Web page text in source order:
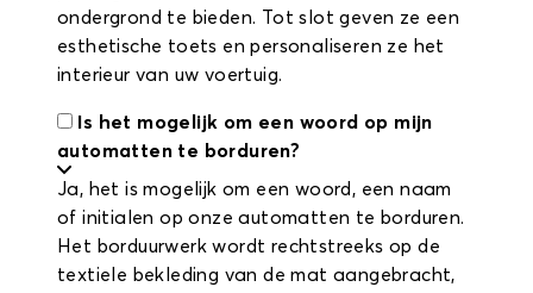
ondergrond te bieden. Tot slot geven ze een
esthetische toets en personaliseren ze het
interieur van uw voertuig.
Is het mogelijk om een woord op mijn
automatten te borduren?
Ja, het is mogelijk om een woord, een naam
of initialen op onze automatten te borduren.
Het borduurwerk wordt rechtstreeks op de
textiele bekleding van de mat aangebracht,